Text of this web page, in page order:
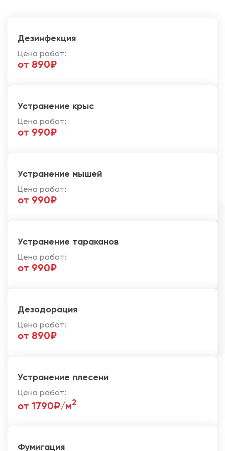
Дезинфекция
Цена работ:
от 890₽
Устранение крыс
Цена работ:
от 990₽
Устранение мышей
Цена работ:
от 990₽
Устранение тараканов
Цена работ:
от 990₽
Дезодорация
Цена работ:
от 890₽
Устранение плесени
Цена работ:
от 1790₽/м2
Фумигация